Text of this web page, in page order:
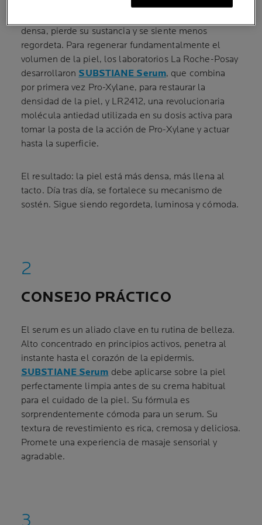
densa, pierde su sustancia y se siente menos
regordeta. Para regenerar fundamentalmente el
volumen de la piel, los laboratorios La Roche-Posay
desarrollaron SUBSTIANE Serum, que combina
por primera vez Pro-Xylane, para restaurar la
densidad de la piel, y LR2412, una revolucionaria
molécula antiedad utilizada en su dosis activa para
tomar la posta de la acción de Pro-Xylane y actuar
hasta la superficie.
El resultado: la piel está más densa, más llena al
tacto. Día tras día, se fortalece su mecanismo de
sostén. Sigue siendo regordeta, luminosa y cómoda.
CONSEJO PRÁCTICO
El serum es un aliado clave en tu rutina de belleza.
Alto concentrado en principios activos, penetra al
instante hasta el corazón de la epidermis.
SUBSTIANE Serum debe aplicarse sobre la piel
perfectamente limpia antes de su crema habitual
para el cuidado de la piel. Su fórmula es
sorprendentemente cómoda para un serum. Su
textura de revestimiento es rica, cremosa y deliciosa.
Promete una experiencia de masaje sensorial y
agradable.